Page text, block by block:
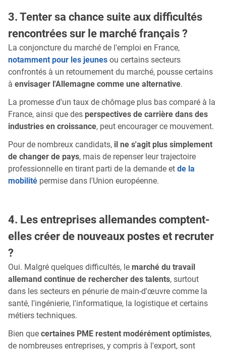
3. Tenter sa chance suite aux difficultés
rencontrées sur le marché français ?
La conjoncture du marché de l'emploi en France,
notamment pour les jeunes ou certains secteurs
confrontés à un retournement du marché, pousse certains
à envisager l'Allemagne comme une alternative.
La promesse d'un taux de chômage plus bas comparé à la
France, ainsi que des perspectives de carrière dans des
industries en croissance, peut encourager ce mouvement.
Pour de nombreux candidats, il ne s'agit plus simplement
de changer de pays, mais de repenser leur trajectoire
professionnelle en tirant parti de la demande et de la
mobilité permise dans l'Union européenne.
4. Les entreprises allemandes comptent-
elles créer de nouveaux postes et recruter
?
Oui. Malgré quelques difficultés, le marché du travail
allemand continue de rechercher des talents, surtout
dans les secteurs en pénurie de main-d'œuvre comme la
santé, l'ingénierie, l'informatique, la logistique et certains
métiers techniques.
Bien que certaines PME restent modérément optimistes,
de nombreuses entreprises, y compris à l'export, sont